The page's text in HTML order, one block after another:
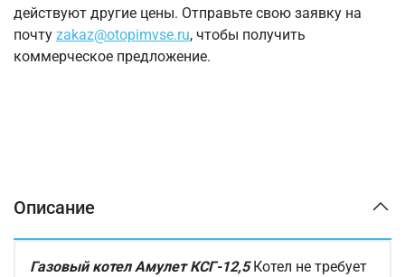
действуют другие цены. Отправьте свою заявку на
почту zakaz@otopimvse.ru, чтобы получить
коммерческое предложение.
Описание
Газовый котел Амулет КСГ-12,5Котел не требует